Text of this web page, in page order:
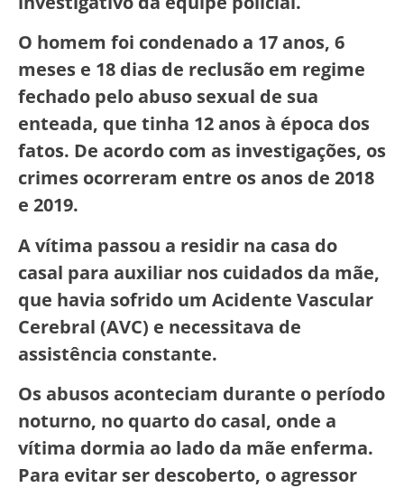
O homem foi condenado a 17 anos, 6
meses e 18 dias de reclusão em regime
fechado pelo abuso sexual de sua
enteada, que tinha 12 anos à época dos
fatos. De acordo com as investigações, os
crimes ocorreram entre os anos de 2018
e 2019.
A vítima passou a residir na casa do
casal para auxiliar nos cuidados da mãe,
que havia sofrido um Acidente Vascular
Cerebral (AVC) e necessitava de
assistência constante.
Os abusos aconteciam durante o período
noturno, no quarto do casal, onde a
vítima dormia ao lado da mãe enferma.
Para evitar ser descoberto, o agressor